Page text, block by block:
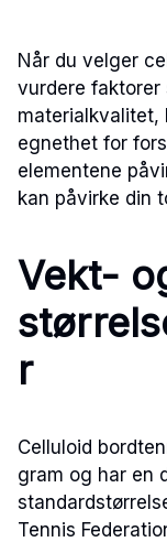
Når du velger
vurdere faktorer
materialkvalitet,
egnethet for
elementene
kan påvirke din
Vekt-
r
Celluloid
gram og har en
Tennis